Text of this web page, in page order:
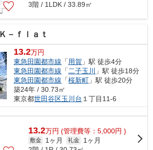
3階 / 1LDK / 33.89㎡
Ｋ－ｆｌａｔ
13.2万円
東急田園都市線 「用賀 」駅 徒歩4分
東急田園都市線 「二子玉川
」駅 徒歩18分
東急田園都市線 「桜新町 」駅 徒歩20分
築24年 / 30.73㎡
東京都世田谷区玉川台 １丁目11-6
13.2万円 (管理費等：5,000円 )
敷金 1ヶ月 礼金
1ヶ月